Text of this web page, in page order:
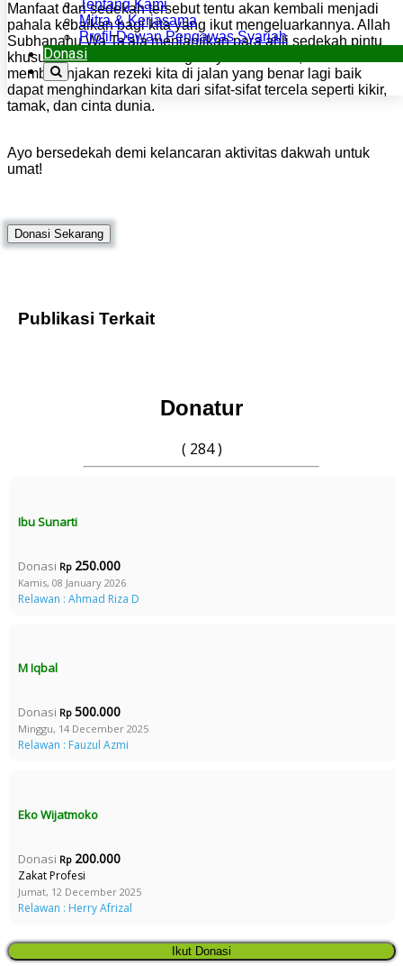
Tentang Kami
Mitra & Kerjasama
Profil Dewan Pengawas Syariah
Donasi
Manfaat dari sedekah tersebut tentu akan kembali menjadi
pahala kebaikan bagi kita yang ikut mengeluarkannya. Allah
Subhanahu Wa Ta'ala menjanjikan para ahli sedekah pintu
khusus untuk memasuki surga-Nya. Selain itu,
membelanjakan rezeki kita di jalan yang benar lagi baik
dapat menghindarkan kita dari sifat-sifat tercela seperti kikir,
tamak, dan cinta dunia.
Ayo bersedekah demi kelancaran aktivitas dakwah untuk
umat!
Donasi Sekarang
Publikasi Terkait
Donatur
( 284 )
Ibu Sunarti
Donasi Rp 250.000
Kamis, 08 January 2026
Relawan : Ahmad Riza D
M Iqbal
Donasi Rp 500.000
Minggu, 14 December 2025
Relawan : Fauzul Azmi
Eko Wijatmoko
Donasi Rp 200.000
Zakat Profesi
Jumat, 12 December 2025
Relawan : Herry Afrizal
Ikut Donasi